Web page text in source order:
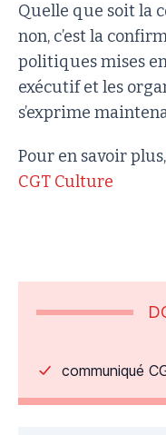
Quelle que soit la
non, c’est la
politiques mises
exécutif et les
s’exprime
Pour en savoir plus,
CGT Culture
communiqué